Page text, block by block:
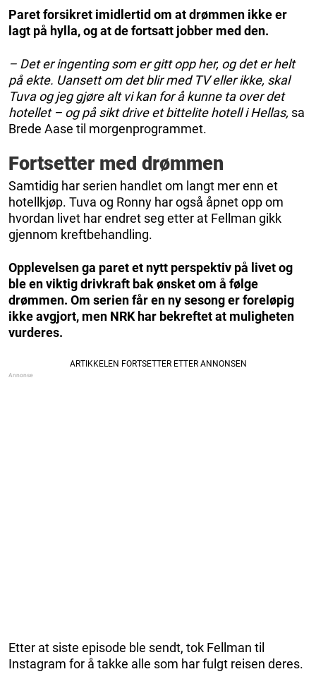
Paret forsikret imidlertid om at drømmen ikke er
lagt på hylla, og at de fortsatt jobber med den.
– Det er ingenting som er gitt opp her, og det er helt
på ekte. Uansett om det blir med TV eller ikke, skal
Tuva og jeg gjøre alt vi kan for å kunne ta over det
hotellet – og på sikt drive et bittelite hotell i Hellas, sa
Brede Aase til morgenprogrammet.
Fortsetter med drømmen
Samtidig har serien handlet om langt mer enn et
hotellkjøp. Tuva og Ronny har også åpnet opp om
hvordan livet har endret seg etter at Fellman gikk
gjennom kreftbehandling.
Opplevelsen ga paret et nytt perspektiv på livet og
ble en viktig drivkraft bak ønsket om å følge
drømmen. Om serien får en ny sesong er foreløpig
ikke avgjort, men NRK har bekreftet at muligheten
vurderes.
Etter at siste episode ble sendt, tok Fellman til
Instagram for å takke alle som har fulgt reisen deres.